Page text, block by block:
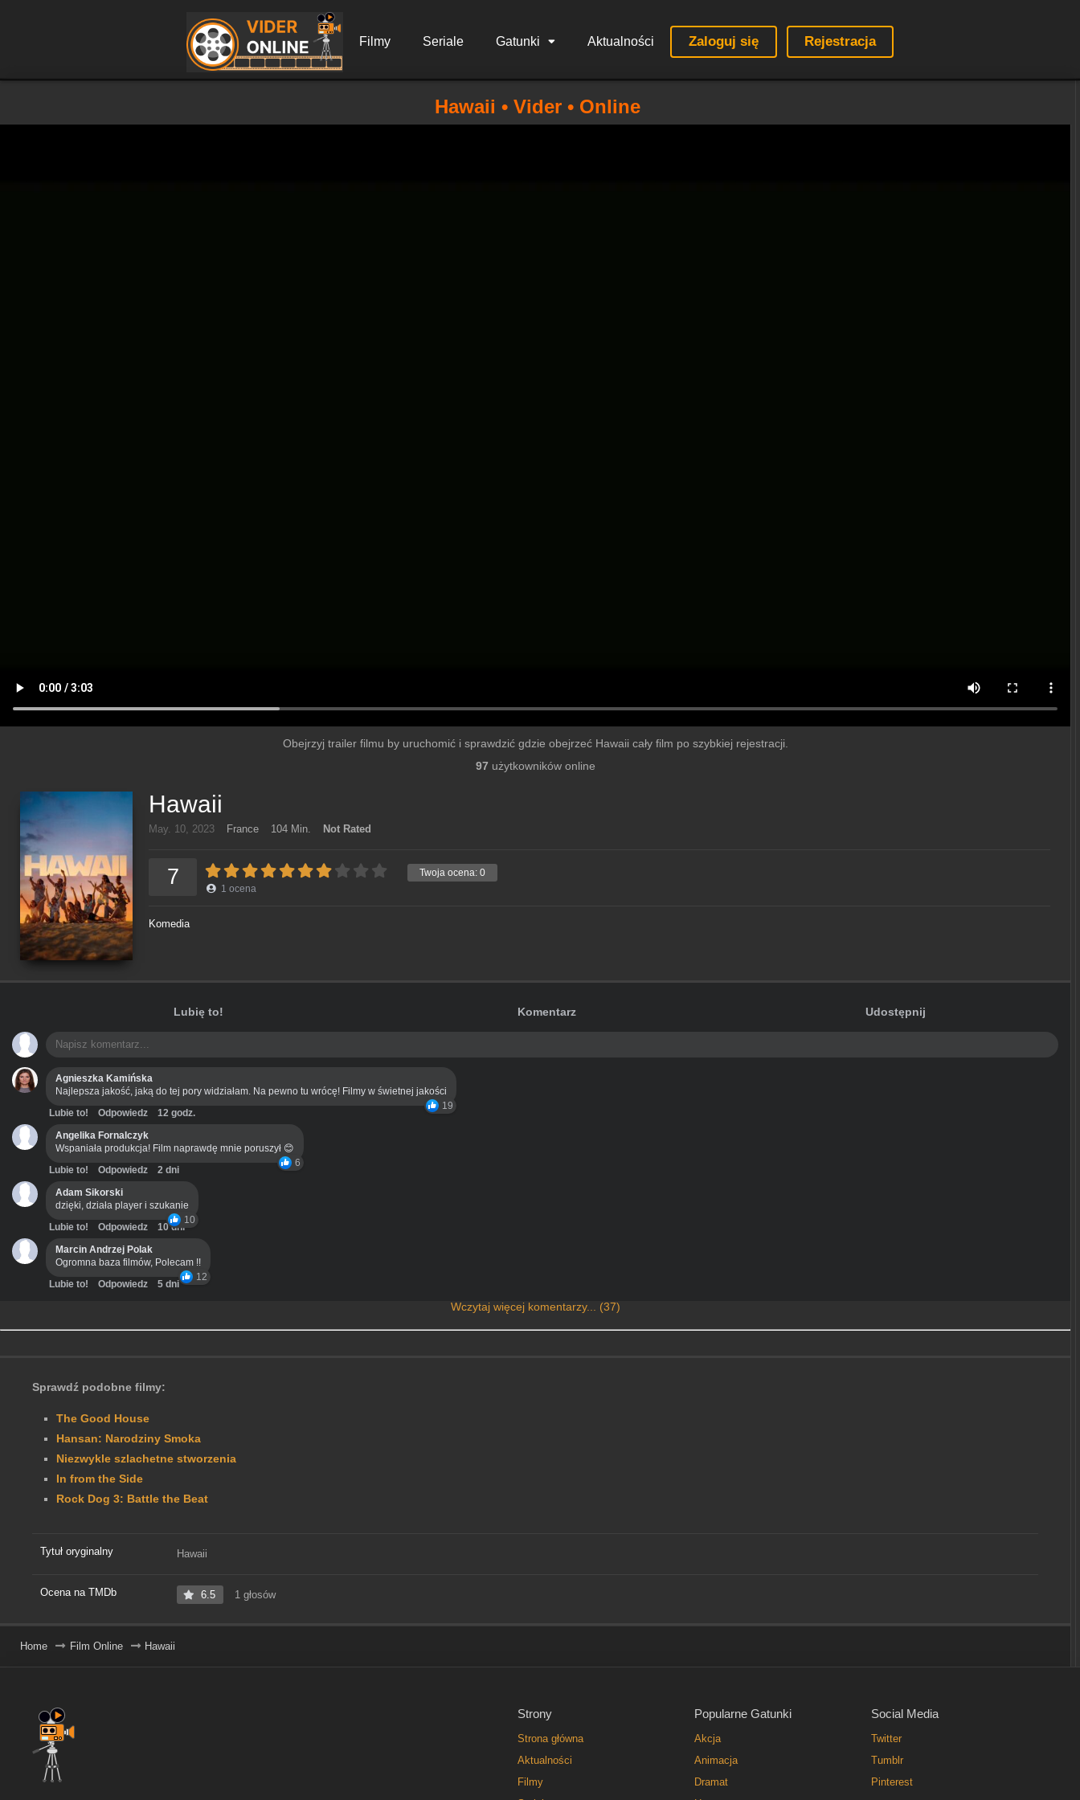
Filmy Seriale Gatunki Aktualności Zaloguj się Rejestracja
Hawaii • Vider • Online
Obejrzyj trailer filmu by uruchomić i sprawdzić gdzie obejrzeć Hawaii cały film po szybkiej rejestracji.
97 użytkowników online
Hawaii
May. 10, 2023 France 104 Min. Not Rated
Twoja ocena: 0
7 1 ocena
Komedia
Lubię to! Komentarz Udostępnij
Agnieszka Kamińska
Najlepsza jakość, jaką do tej pory widziałam. Na pewno tu wrócę! Filmy w świetnej jakości
19
Lubie to! Odpowiedz
12 godz.
Angelika Fornalczyk
Wspaniała produkcja! Film naprawdę mnie poruszył 😊
6
Lubie to! Odpowiedz
2 dni
Adam Sikorski
dzięki, działa player i szukanie
10
Lubie to! Odpowiedz
10 dni
Marcin Andrzej Polak
Ogromna baza filmów, Polecam !!
12
Lubie to! Odpowiedz 5 dni
Wczytaj więcej komentarzy... (37)
Sprawdź podobne filmy:
The Good House
Hansan: Narodziny Smoka
Niezwykle szlachetne stworzenia
In from the Side
Rock Dog 3: Battle the Beat
Tytuł oryginalny Hawaii
Ocena na TMDb 6.5 1 głosów
Home Film Online Hawaii
Strony
Strona główna
Aktualności
Filmy
Popularne Gatunki
Akcja
Animacja
Dramat
Social Media
Twitter
Tumblr
Pinterest